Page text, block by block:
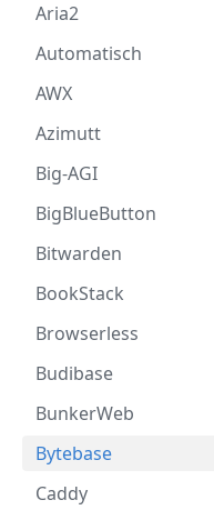
Aria2
Automatisch
AWX
Azimutt
Big-AGI
BigBlueButton
Bitwarden
BookStack
Browserless
Budibase
BunkerWeb
Bytebase
Caddy